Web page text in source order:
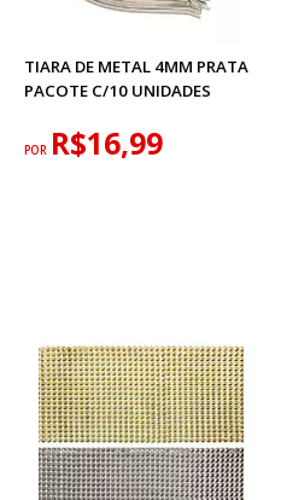
TIARA DE METAL 4MM PRATA
PACOTE C/10 UNIDADES
POR R$16,99